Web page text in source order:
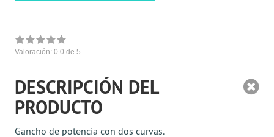
Valoración: 0.0 de 5
DESCRIPCIÓN DEL
PRODUCTO
Gancho de potencia con dos curvas.